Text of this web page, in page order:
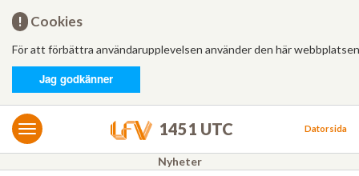
! Cookies
För att förbättra användarupplevelsen använder den här
Jag godkänner
1451 UTC Datorsida
Nyheter
Hem
Logga in
MET/AIS
MET
AIS